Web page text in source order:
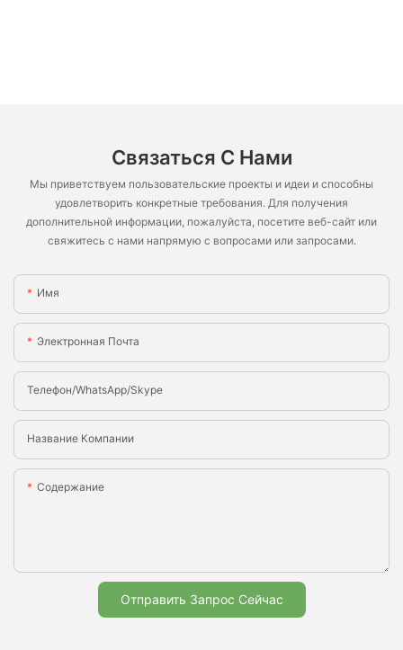
Связаться С Нами
Мы приветствуем пользовательские проекты и идеи и способны
удовлетворить конкретные требования. Для получения
дополнительной информации, пожалуйста, посетите веб-сайт или
свяжитесь с нами напрямую с вопросами или запросами.
Имя
Электронная Почта
Телефон/WhatsApp/Skype
Название Компании
Содержание
Отправить Запрос Сейчас